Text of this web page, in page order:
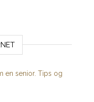
en senior. Tips og